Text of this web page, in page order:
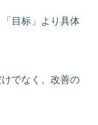
「目标」より具体
けでなく、改善の